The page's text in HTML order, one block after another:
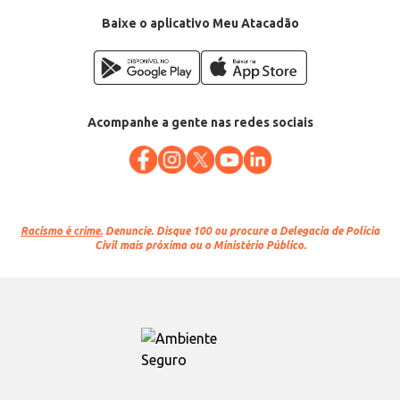
Baixe o aplicativo Meu Atacadão
Acompanhe a gente nas redes sociais
Racismo é crime. Denuncie. Disque 100 ou procure a Delegacia de Polícia
Civil mais próxima ou o Ministério Público.